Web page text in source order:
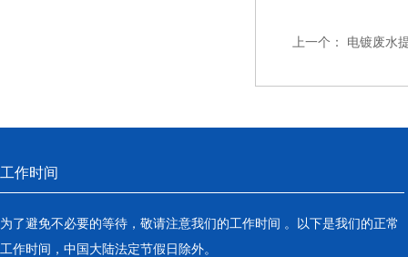
上一个： 电镀废水
工作时间
为了避免不必要的等待，敬请注意我们的工作时间 。以下是我们的正常
工作时间，中国大陆法定节假日除外。